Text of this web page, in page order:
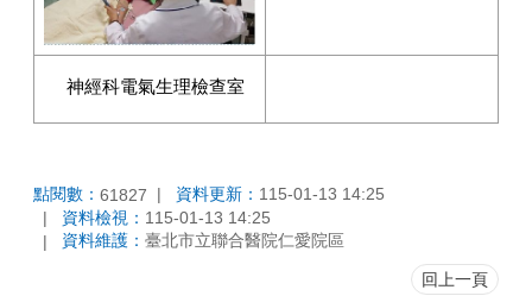
神經科電氣生理檢查室
點閱數： 61827 資料更新： 115-01-13 14:25
資料檢視： 115-01-13 14:25
資料維護： 臺北市立聯合醫院仁愛院區
回上一頁